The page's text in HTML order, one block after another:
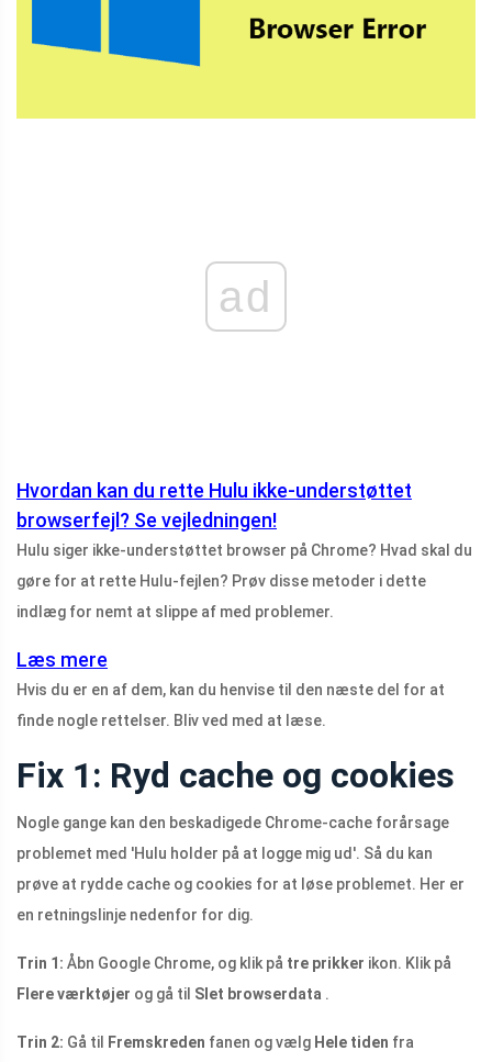
ad
Hvordan kan du rette Hulu ikke-understøttet
browserfejl? Se vejledningen!
Hulu siger ikke-understøttet browser på Chrome? Hvad skal du
gøre for at rette Hulu-fejlen? Prøv disse metoder i dette
indlæg for nemt at slippe af med problemer.
Læs mere
Hvis du er en af ​​dem, kan du henvise til den næste del for at
finde nogle rettelser. Bliv ved med at læse.
Fix 1: Ryd cache og cookies
Nogle gange kan den beskadigede Chrome-cache forårsage
problemet med 'Hulu holder på at logge mig ud'. Så du kan
prøve at rydde cache og cookies for at løse problemet. Her er
en retningslinje nedenfor for dig.
Trin 1: Åbn Google Chrome, og klik på tre prikker ikon. Klik på
Flere værktøjer og gå til Slet browserdata .
Trin 2: Gå til Fremskreden fanen og vælg Hele tiden fra